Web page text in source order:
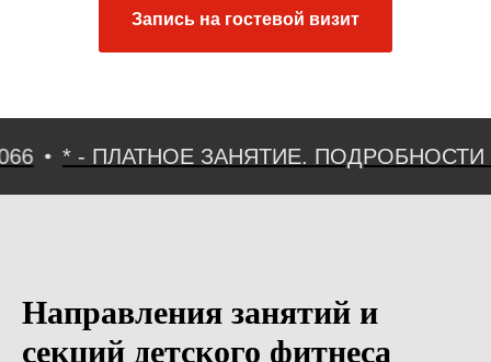
Запись на гостевой визит
- ПЛАТНОЕ ЗАНЯТИЕ. ПОДРОБНОСТИ ПО
Направления занятий и
секций детского фитнеса